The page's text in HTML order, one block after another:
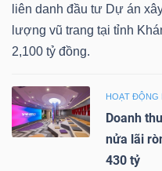
liên danh đầu tư Dự án
lượng vũ trang tại tỉnh
2,100 tỷ đồng.
HOẠT ĐỘNG
Doanh
nửa lãi
430 tỷ